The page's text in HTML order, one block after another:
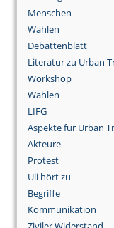
Menschen
Wahlen
Debattenblatt
Literatur zu Urban
Workshop
Wahlen
LIFG
Aspekte für Urban
Akteure
Protest
Uli hört zu
Begriffe
Kommunikation